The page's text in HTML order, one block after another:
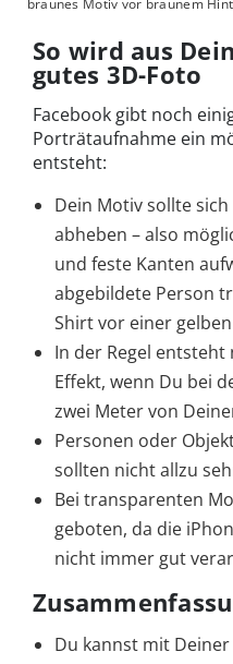
braunes Motiv vor braunem
So wird aus
gutes 3D-Foto
Facebook gibt noch
Porträtaufnahme ein
entsteht:
Dein Motiv sollte
abheben – also
und feste Kanten
abgebildete Person
Shirt vor einer
In der Regel
Effekt, wenn Du bei
zwei Meter von
Personen oder
sollten nicht allzu
Bei transparenten
geboten, da die
nicht immer gut
Du kannst mit